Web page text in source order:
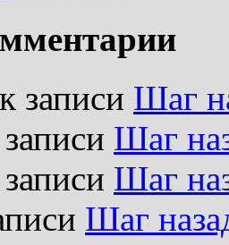
к записи Шаг
Шаг
Шаг
Шаг